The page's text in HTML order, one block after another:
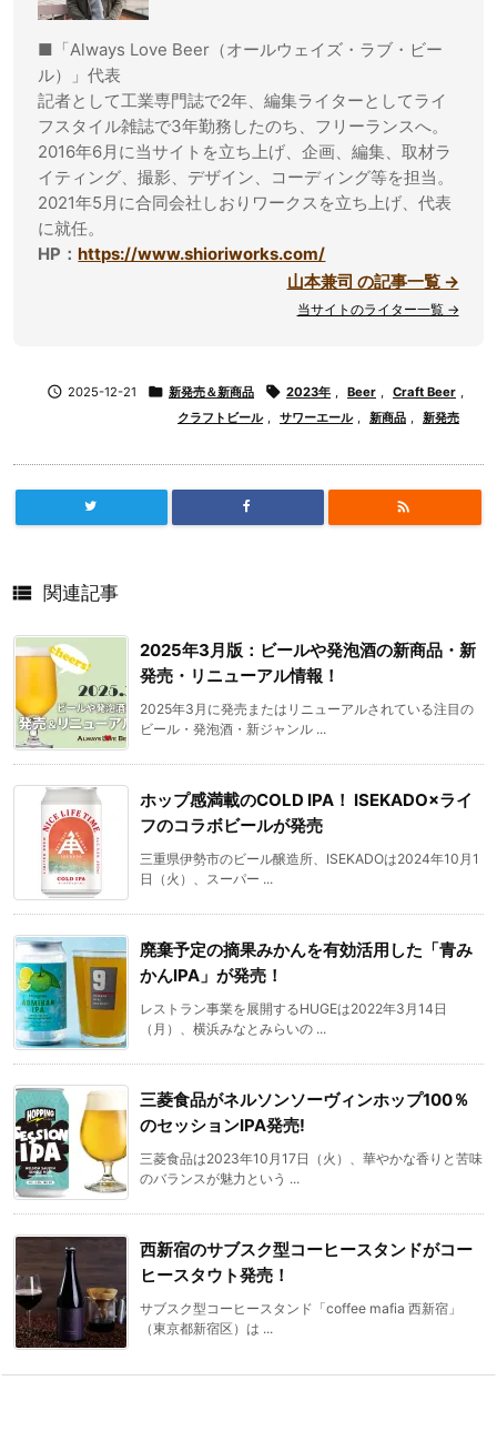
■「Always Love Beer（オールウェイズ・ラブ・ビー
ル）」代表
記者として工業専門誌で2年、編集ライターとしてライ
フスタイル雑誌で3年勤務したのち、フリーランスへ。
2016年6月に当サイトを立ち上げ、企画、編集、取材ラ
イティング、撮影、デザイン、コーディング等を担当。
2021年5月に合同会社しおりワークスを立ち上げ、代表
に就任。
HP：https://www.shioriworks.com/
山本兼司 の記事一覧 →
当サイトのライター一覧 →
 2025-12-21  新発売＆新商品  2023年 , Beer , Craft Beer ,
クラフトビール , サワーエール , 新商品 , 新発売

 関連記事
2025年3月版：ビールや発泡酒の新商品・新
発売・リニューアル情報！
2025年3月に発売またはリニューアルされている注目の
ビール・発泡酒・新ジャンル ...
ホップ感満載のCOLD IPA！ ISEKADO×ライ
フのコラボビールが発売
三重県伊勢市のビール醸造所、ISEKADOは2024年10月1
日（火）、スーパー ...
廃棄予定の摘果みかんを有効活用した「青み
かんIPA」が発売！
レストラン事業を展開するHUGEは2022年3月14日
（月）、横浜みなとみらいの ...
三菱食品がネルソンソーヴィンホップ100％
のセッションIPA発売!
三菱食品は2023年10月17日（火）、華やかな香りと苦味
のバランスが魅力という ...
西新宿のサブスク型コーヒースタンドがコー
ヒースタウト発売！
サブスク型コーヒースタンド「coffee mafia 西新宿」
（東京都新宿区）は ...